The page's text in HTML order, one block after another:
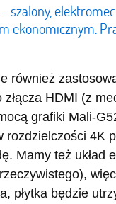
szalony,
ekonomicznym.
również
złącza HDMI (z
grafiki Mali-
rozdzielczości 4K
Mamy też układ
płytka będzie